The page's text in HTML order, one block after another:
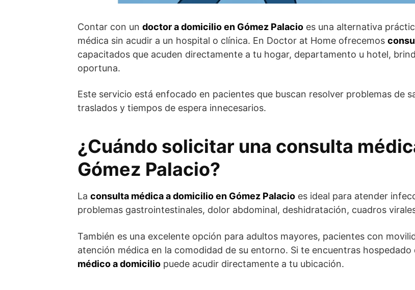
Contar con un doctor a domicilio en Gómez Palacio es una alternativa
médica sin acudir a un hospital o clínica. En Doctor at Home ofrecemos
capacitados que acuden directamente a tu hogar, departamento u hotel,
oportuna.
Este servicio está enfocado en pacientes que buscan resolver problemas de
traslados y tiempos de espera innecesarios.
¿Cuándo solicitar una consulta
Gómez Palacio?
La consulta médica a domicilio en Gómez Palacio es ideal para atender
problemas gastrointestinales, dolor abdominal, deshidratación, cuadros
También es una excelente opción para adultos mayores, pacientes con
atención médica en la comodidad de su entorno. Si te encuentras
médico a domicilio puede acudir directamente a tu ubicación.